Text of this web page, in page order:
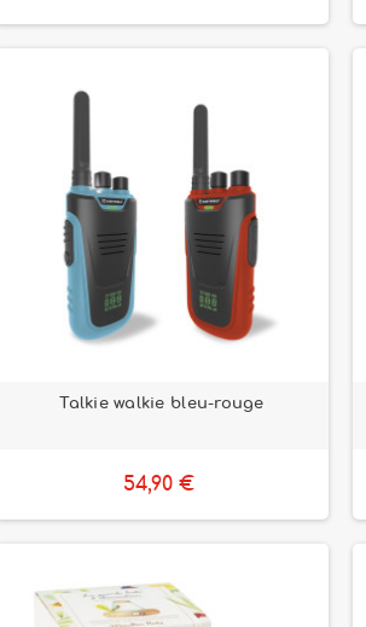
Talkie walkie bleu-rouge
54,90 €